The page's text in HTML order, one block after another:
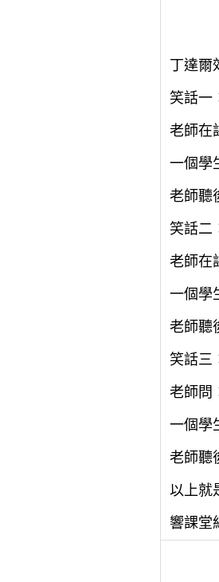
丁達爾
笑話一
老師在
一個學
老師聽
笑話二
老師在
一個學
老師聽
笑話三
老師問
一個學
老師聽
以上就
響課堂